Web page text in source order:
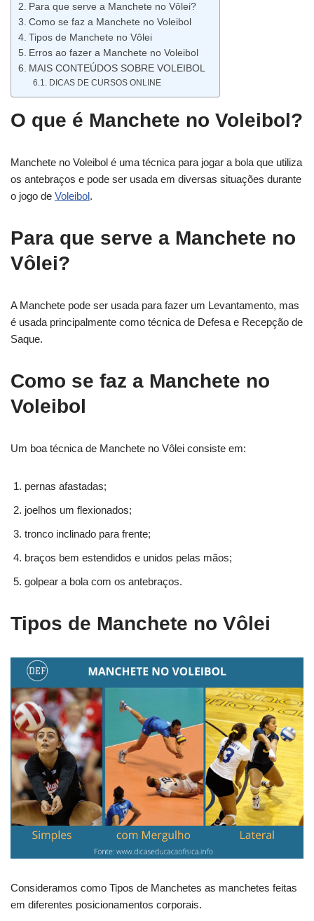
Para que serve a Manchete no Vôlei?
Como se faz a Manchete no Voleibol
Tipos de Manchete no Vôlei
Erros ao fazer a Manchete no Voleibol
MAIS CONTEÚDOS SOBRE VOLEIBOL
DICAS DE CURSOS ONLINE
O que é Manchete no Voleibol?
Manchete no Voleibol é uma técnica para jogar a bola que utiliza
os antebraços e pode ser usada em diversas situações durante
o jogo de Voleibol.
Para que serve a Manchete no
Vôlei?
A Manchete pode ser usada para fazer um Levantamento, mas
é usada principalmente como técnica de Defesa e Recepção de
Saque.
Como se faz a Manchete no
Voleibol
Um boa técnica de Manchete no Vôlei consiste em:
pernas afastadas;
joelhos um flexionados;
tronco inclinado para frente;
braços bem estendidos e unidos pelas mãos;
golpear a bola com os antebraços.
Tipos de Manchete no Vôlei
Consideramos como Tipos de Manchetes as manchetes feitas
em diferentes posicionamentos corporais.